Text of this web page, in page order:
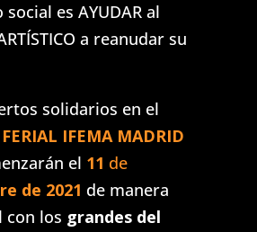
es AYUDAR al
a reanudar su
solidarios en el
IFEMA MADRID
el 11 de
de 2021 de manera
con los grandes del